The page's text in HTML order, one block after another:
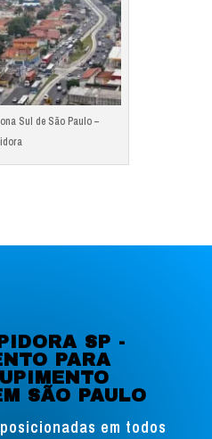
Sul de São Paulo –
SP -
PARA
SÃO PAULO
em todos